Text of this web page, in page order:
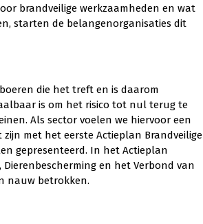
brandveilige werkzaamheden en wat
starten de belangenorganisaties dit
die het treft en is daarom
is om het risico tot nul terug te
Als sector voelen we hiervoor een
met het eerste Actieplan Brandveilige
gepresenteerd. In het Actieplan
Dierenbescherming en het Verbond van
nauw betrokken.